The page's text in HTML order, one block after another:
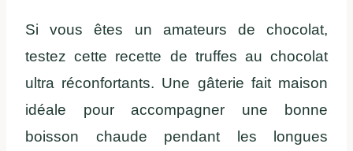
Si vous êtes un amateurs de chocolat,
testez cette recette de truffes au chocolat
ultra réconfortants. Une gâterie fait maison
idéale pour accompagner une bonne
boisson chaude pendant les longues